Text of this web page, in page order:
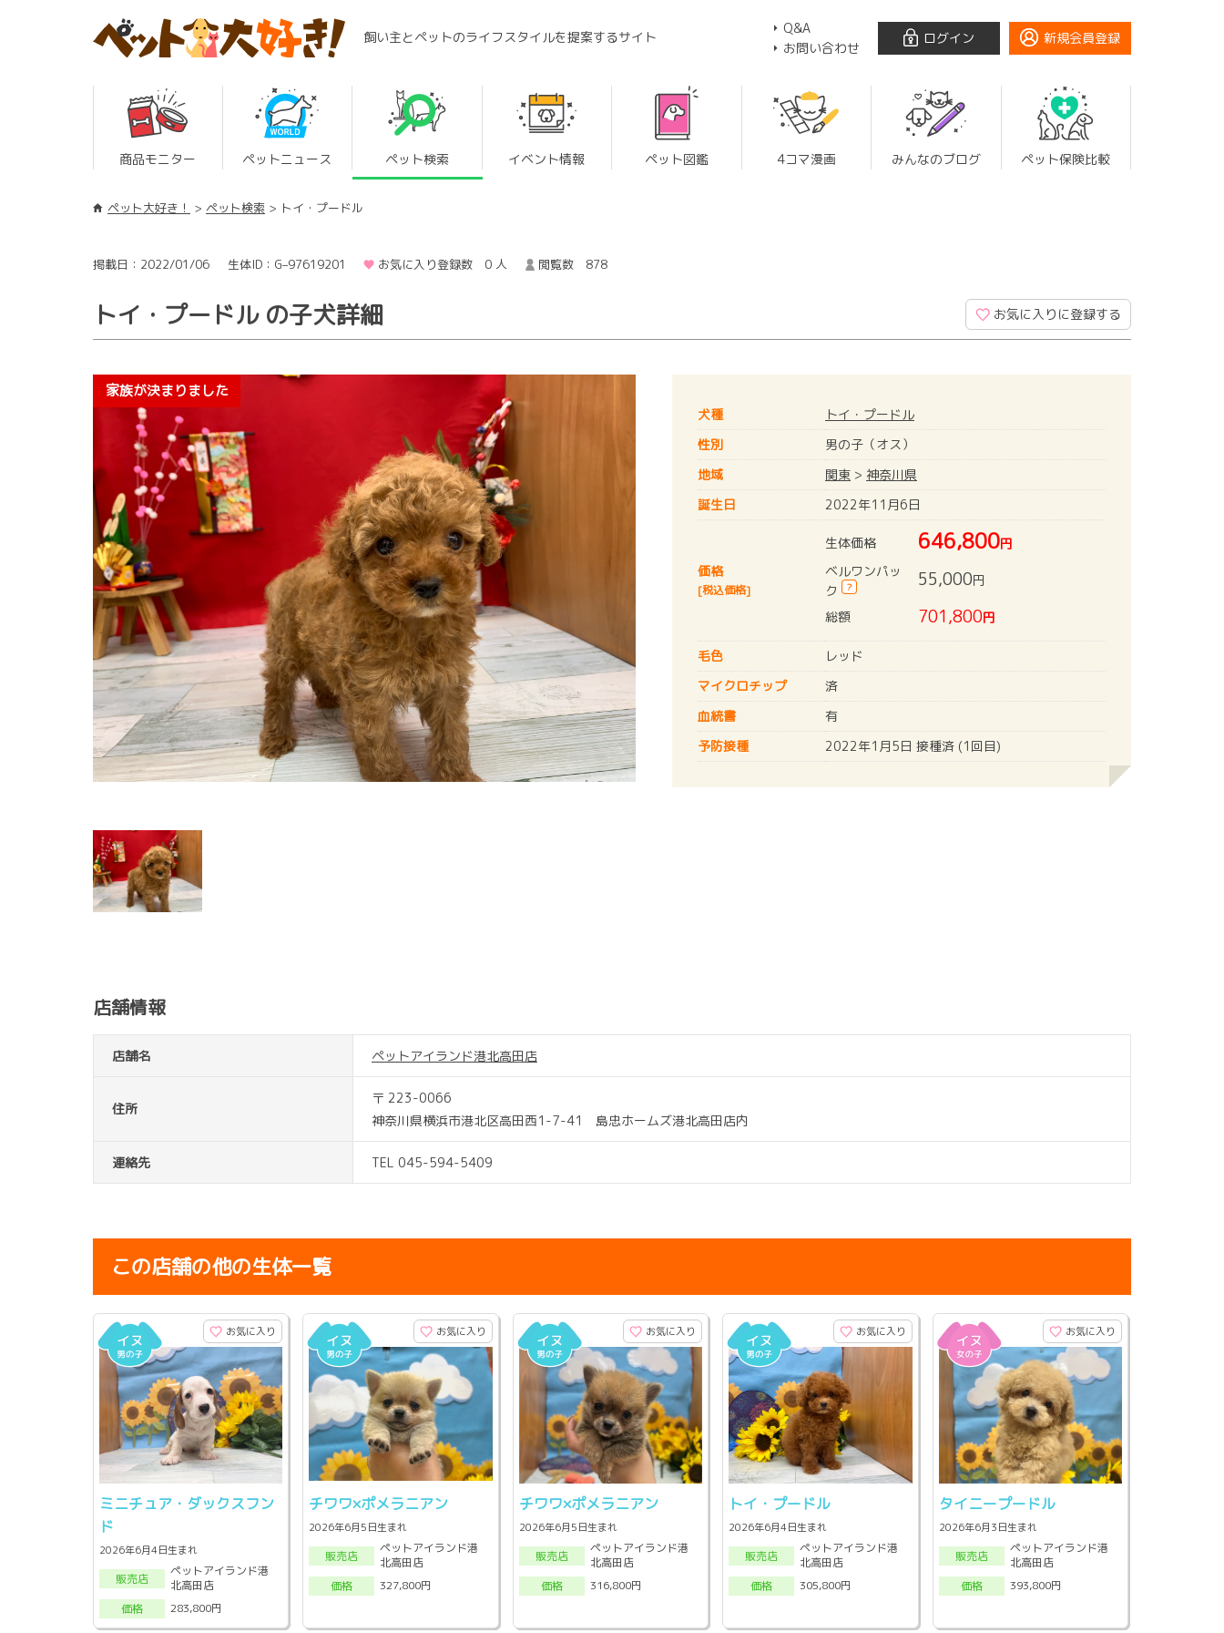
飼い主とペットのライフスタイルを提案するサイト
Q&A
お問い合わせ
ログイン 新規会員登録
商品モニター ペットニュース ペット検索 イベント情報 ペット図鑑 4コマ漫画 みんなのブログ ペット保険比較
ペット大好き！ ペット検索 トイ・プードル
掲載日：2022/01/06 生体ID：G–97619201 お気に入り登録数 0 人 閲覧数 878
トイ・プードル の子犬詳細 お気に入りに登録する
犬種
トイ・プードル
性別
男の子（オス）
地域
関東 > 神奈川県
誕生日
2022年11月6日
価格
[税込価格]
生体価格 646,800円
ベルワンパッ
ク
? 55,000円
総額 701,800円
毛色
レッド
マイクロチップ
済
血統書
有
予防接種
2022年1月5日 接種済 (1回目)
店舗情報
店舗名 ペットアイランド港北高田店
住所
〒 223-0066
神奈川県横浜市港北区高田西1-7-41 島忠ホームズ港北高田店内
連絡先 TEL 045-594-5409
この店舗の他の生体一覧
お気に入り
ミニチュア・ダックスフン
ド
2026年6月4日生まれ
販売店
ペットアイランド港
北高田店
価格
283,800円
お気に入り
チワワ×ポメラニアン
2026年6月5日生まれ
販売店
ペットアイランド港
北高田店
価格
327,800円
お気に入り
チワワ×ポメラニアン
2026年6月5日生まれ
販売店
ペットアイランド港
北高田店
価格
316,800円
お気に入り
トイ・プードル
2026年6月4日生まれ
販売店
ペットアイランド港
北高田店
価格
305,800円
お気に入り
タイニープードル
2026年6月3日生まれ
販売店
ペットアイランド港
北高田店
価格
393,800円